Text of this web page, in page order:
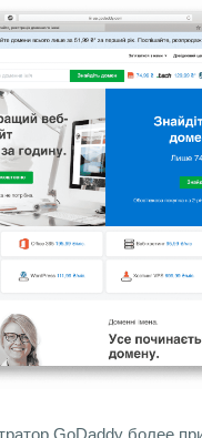
GoDaddy более